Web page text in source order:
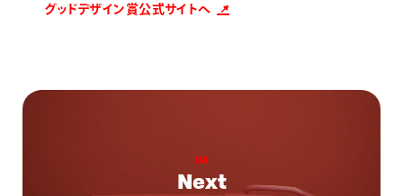
グッドデザイン賞公式サイトへ
04
Next